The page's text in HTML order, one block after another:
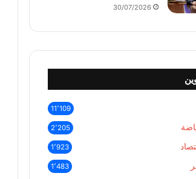
30/07/2026
11٬109
2٬205
1٬923
1٬483